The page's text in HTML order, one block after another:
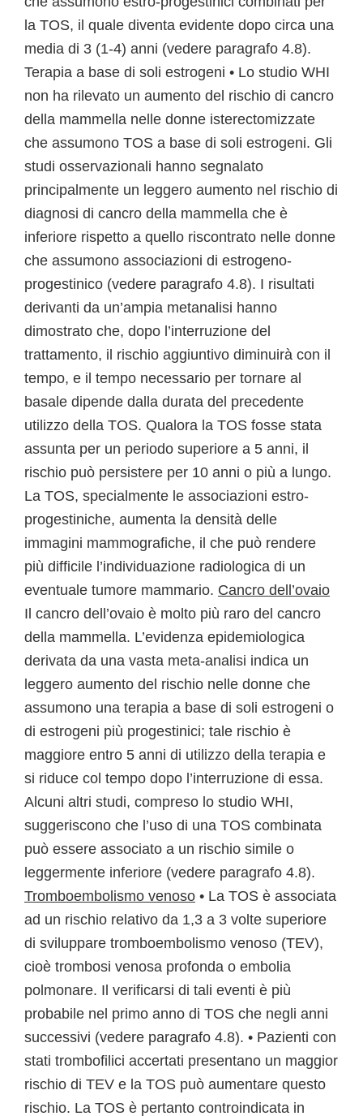
la TOS, il quale diventa evidente dopo circa una
media di 3 (1-4) anni (vedere paragrafo 4.8).
Terapia a base di soli estrogeni • Lo studio WHI
non ha rilevato un aumento del rischio di cancro
della mammella nelle donne isterectomizzate
che assumono TOS a base di soli estrogeni. Gli
studi osservazionali hanno segnalato
principalmente un leggero aumento nel rischio di
diagnosi di cancro della mammella che è
inferiore rispetto a quello riscontrato nelle donne
che assumono associazioni di estrogeno-
progestinico (vedere paragrafo 4.8). I risultati
derivanti da un’ampia metanalisi hanno
dimostrato che, dopo l’interruzione del
trattamento, il rischio aggiuntivo diminuirà con il
tempo, e il tempo necessario per tornare al
basale dipende dalla durata del precedente
utilizzo della TOS. Qualora la TOS fosse stata
assunta per un periodo superiore a 5 anni, il
rischio può persistere per 10 anni o più a lungo.
La TOS, specialmente le associazioni estro-
progestiniche, aumenta la densità delle
immagini mammografiche, il che può rendere
più difficile l’individuazione radiologica di un
eventuale tumore mammario. Cancro dell’ovaio
Il cancro dell’ovaio è molto più raro del cancro
della mammella. L’evidenza epidemiologica
derivata da una vasta meta-analisi indica un
leggero aumento del rischio nelle donne che
assumono una terapia a base di soli estrogeni o
di estrogeni più progestinici; tale rischio è
maggiore entro 5 anni di utilizzo della terapia e
si riduce col tempo dopo l’interruzione di essa.
Alcuni altri studi, compreso lo studio WHI,
suggeriscono che l’uso di una TOS combinata
può essere associato a un rischio simile o
leggermente inferiore (vedere paragrafo 4.8).
Tromboembolismo venoso • La TOS è associata
ad un rischio relativo da 1,3 a 3 volte superiore
di sviluppare tromboembolismo venoso (TEV),
cioè trombosi venosa profonda o embolia
polmonare. Il verificarsi di tali eventi è più
probabile nel primo anno di TOS che negli anni
successivi (vedere paragrafo 4.8). • Pazienti con
stati trombofilici accertati presentano un maggior
rischio di TEV e la TOS può aumentare questo
rischio. La TOS è pertanto controindicata in